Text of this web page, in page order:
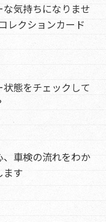
気持ちになりませ
レクションカード
態をチェックして
車検の流れをわか
ます